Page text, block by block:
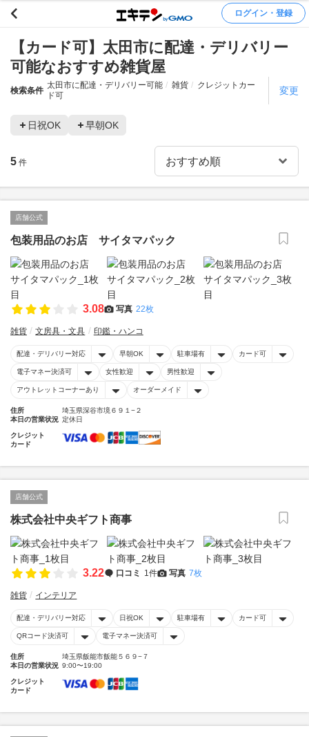
ログイン・登録
【カード可】太田市に配達・デリバリー
可能なおすすめ雑貨屋
検索条件
太田市に配達・デリバリー可能 雑貨
クレジットカー
ド可
変更
日祝OK 早朝OK
5 件
店舗公式
包装用品のお店 サイタマパック
3.08 写真 22枚
雑貨 文房具・文具 印鑑・ハンコ
配達・デリバリー対応 早朝OK 駐車場有 カード可
電子マネー決済可 女性歓迎 男性歓迎
アウトレットコーナーあり オーダーメイド
住所
埼玉県深谷市境６９１−２
本日の営業状況 定休日
クレジット
カード
店舗公式
株式会社中央ギフト商事
3.22 口コミ 1件 写真 7枚
雑貨 インテリア
配達・デリバリー対応 日祝OK 駐車場有 カード可
QRコード決済可 電子マネー決済可
住所
埼玉県飯能市飯能５６９−７
本日の営業状況 9:00〜19:00
クレジット
カード